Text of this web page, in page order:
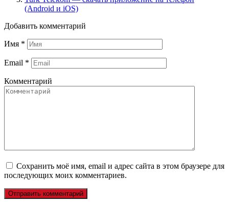
(Android и iOS)
Добавить комментарий
Имя *
Email *
Комментарий
Сохранить моё имя, email и адрес сайта в этом браузере для
последующих моих комментариев.